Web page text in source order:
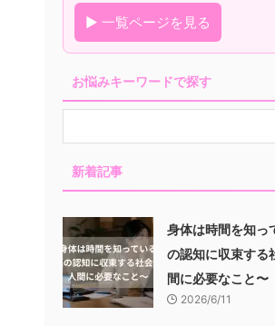
▶ 一覧ページを見る
お悩みキーワードで探す
新着記事
身体は時間を知っ
の認知に収束する
間に必要なこと〜
2026/6/11